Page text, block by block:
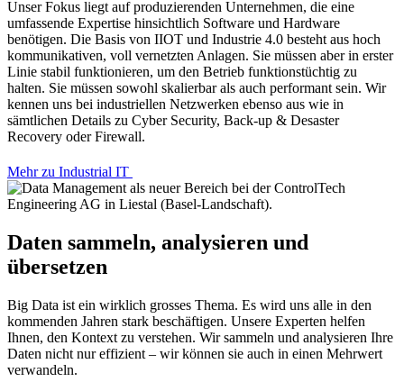
Unser Fokus liegt auf produzierenden Unternehmen, die eine
umfassende Expertise hinsichtlich Software und Hardware
benötigen. Die Basis von IIOT und Industrie 4.0 besteht aus hoch
kommunikativen, voll vernetzten Anlagen. Sie müssen aber in erster
Linie stabil funktionieren, um den Betrieb funktionstüchtig zu
halten. Sie müssen sowohl skalierbar als auch performant sein. Wir
kennen uns bei industriellen Netzwerken ebenso aus wie in
sämtlichen Details zu Cyber Security, Back-up & Desaster
Recovery oder Firewall.
Mehr zu Industrial IT
Daten sammeln, analysieren und
übersetzen
Big Data ist ein wirklich grosses Thema. Es wird uns alle in den
kommenden Jahren stark beschäftigen. Unsere Experten helfen
Ihnen, den Kontext zu verstehen. Wir sammeln und analysieren Ihre
Daten nicht nur effizient – wir können sie auch in einen Mehrwert
verwandeln.